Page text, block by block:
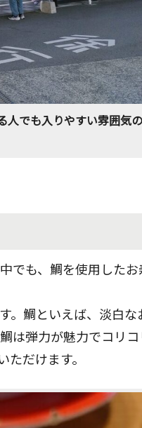
人でも入りやすい雰囲気
でも、鯛を使用したお
。鯛といえば、淡白な
は弾力が魅力でコリ
だけます。